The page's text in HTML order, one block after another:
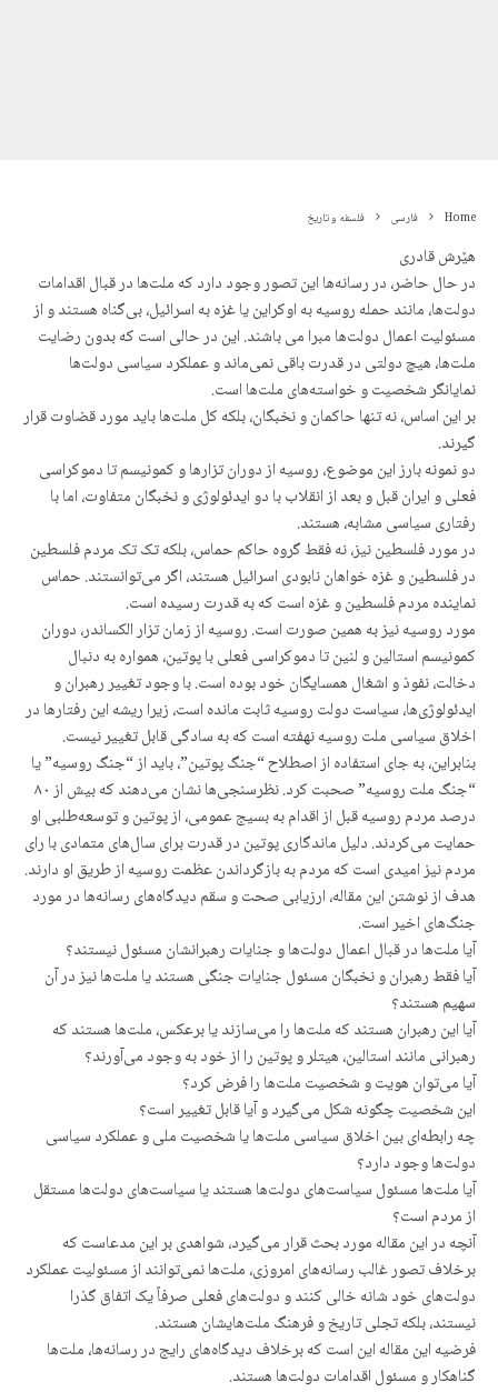
Home فارسی فلسفه و تاریخ
هێرش قادری
در حال حاضر، در رسانه‌ها این تصور وجود دارد که ملت‌ها در قبال اقدامات
دولت‌ها، مانند حمله روسیه به اوکراین یا غزه به اسرائیل، بی‌گناه هستند و از
مسئولیت اعمال دولت‌ها مبرا می باشند. این در حالی است که بدون رضایت
ملت‌ها، هیچ دولتی در قدرت باقی نمی‌ماند و عملکرد سیاسی دولت‌ها
نمایانگر شخصیت و خواسته‌های ملت‌ها است.
بر این اساس، نه تنها حاکمان و نخبگان، بلکه کل ملت‌ها باید مورد قضاوت قرار
گیرند.
دو نمونه بارز این موضوع، روسیه از دوران تزارها و کمونیسم تا دموکراسی
فعلی و ایران قبل و بعد از انقلاب با دو ایدئولوژی و نخبگان متفاوت، اما با
رفتاری سیاسی مشابه، هستند.
در مورد فلسطین نیز، نه فقط گروه حاکم حماس، بلکه تک تک مردم فلسطین
در فلسطین و غزه خواهان نابودی اسرائیل هستند، اگر می‌توانستند. حماس
نماینده مردم فلسطین و غزه است که به قدرت رسیده است.
مورد روسیه نیز به همین صورت است. روسیه از زمان تزار الکساندر، دوران
کمونیسم استالین و لنین تا دموکراسی فعلی با پوتین، همواره به دنبال
دخالت، نفوذ و اشغال همسایگان خود بوده است. با وجود تغییر رهبران و
ایدئولوژی‌ها، سیاست دولت روسیه ثابت مانده است، زیرا ریشه این رفتارها در
اخلاق سیاسی ملت روسیه نهفته است که به سادگی قابل تغییر نیست.
بنابراین، به جای استفاده از اصطلاح “جنگ پوتین”، باید از “جنگ روسیه” یا
“جنگ ملت روسیه” صحبت کرد. نظرسنجی‌ها نشان می‌دهند که بیش از ۸۰
درصد مردم روسیه قبل از اقدام به بسیج عمومی، از پوتین و توسعه‌طلبی او
حمایت می‌کردند. دلیل ماندگاری پوتین در قدرت برای سال‌های متمادی با رای
مردم نیز امیدی است که مردم به بازگرداندن عظمت روسیه از طریق او دارند.
هدف از نوشتن این مقاله، ارزیابی صحت و سقم دیدگاه‌های رسانه‌ها در مورد
جنگ‌های اخیر است.
آیا ملت‌ها در قبال اعمال دولت‌ها و جنایات رهبرانشان مسئول نیستند؟
آیا فقط رهبران و نخبگان مسئول جنایات جنگی هستند یا ملت‌ها نیز در آن
سهیم هستند؟
آیا این رهبران هستند که ملت‌ها را می‌سازند یا برعکس، ملت‌ها هستند که
رهبرانی مانند استالین، هیتلر و پوتین را از خود به وجود می‌آورند؟
آیا می‌توان هویت و شخصیت ملت‌ها را فرض کرد؟
این شخصیت چگونه شکل می‌گیرد و آیا قابل تغییر است؟
چه رابطه‌ای بین اخلاق سیاسی ملت‌ها یا شخصیت ملی و عملکرد سیاسی
دولت‌ها وجود دارد؟
آیا ملت‌ها مسئول سیاست‌های دولت‌ها هستند یا سیاست‌های دولت‌ها مستقل
از مردم است؟
آنچه در این مقاله مورد بحث قرار می‌گیرد، شواهدی بر این مدعاست که
برخلاف تصور غالب رسانه‌های امروزی، ملت‌ها نمی‌توانند از مسئولیت عملکرد
دولت‌های خود شانه خالی کنند و دولت‌های فعلی صرفاً یک اتفاق گذرا
نیستند، بلکه تجلی تاریخ و فرهنگ ملت‌هایشان هستند.
فرضیه این مقاله این است که برخلاف دیدگاه‌های رایج در رسانه‌ها، ملت‌ها
گناهکار و مسئول اقدامات دولت‌ها هستند.